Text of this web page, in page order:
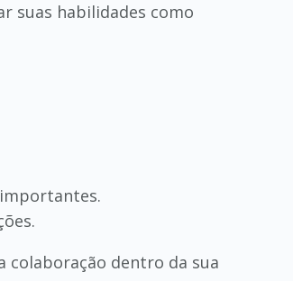
suas habilidades como
colaboração dentro da sua